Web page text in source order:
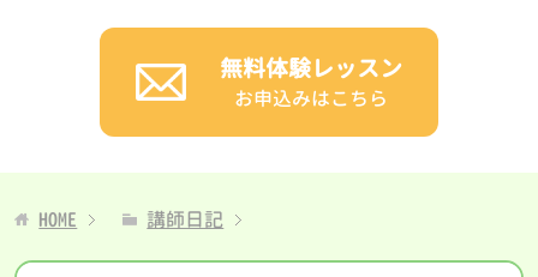
無料体験レッスン
お申込みはこちら
HOME 講師日記